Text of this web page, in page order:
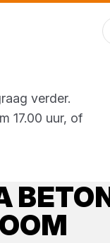
verder.
17.00 uur, of